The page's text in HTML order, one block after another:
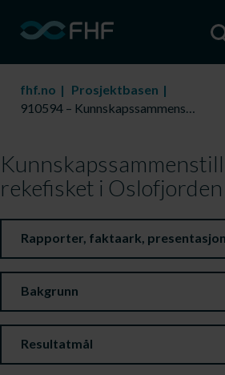
fhf.no
Prosjektbasen
910594 – Kunnskapssammenstilling om rekefisket i Oslofjorden
rekefisket i Oslofjorden
Rapporter, faktaark,
Bakgrunn
Resultatmål